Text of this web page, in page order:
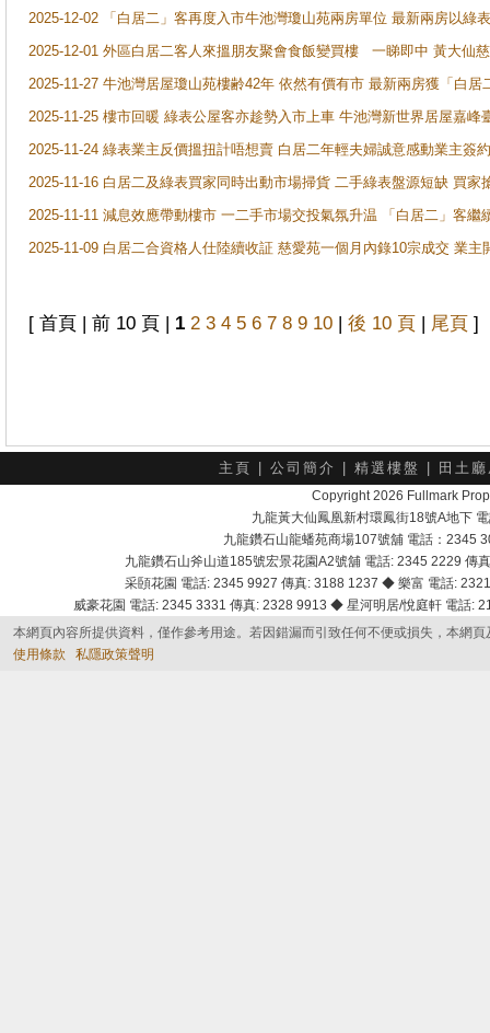
2025-12-02 「白居二」客再度入市牛池灣瓊山苑兩房單位 最新兩房以綠
2025-12-01 外區白居二客人來搵朋友聚會食飯變買樓 一睇即中 黃大仙
2025-11-27 牛池灣居屋瓊山苑樓齢42年 依然有價有市 最新兩房獲「白居
2025-11-25 樓市回暖 綠表公屋客亦趁勢入市上車 牛池灣新世界居屋嘉峰
2025-11-24 綠表業主反價搵扭計唔想賣 白居二年輕夫婦誠意感動業主簽
2025-11-16 白居二及綠表買家同時出動市場掃貨 二手綠表盤源短缺 買
2025-11-11 減息效應帶動樓市 一二手市場交投氣氛升温 「白居二」客
2025-11-09 白居二合資格人仕陸續收証 慈愛苑一個月內錄10宗成交 業
[ 首頁 | 前 10 頁 | 1 2 3 4 5 6 7 8 9 10 | 後 10 頁 | 尾頁 ]
主頁 公司簡介 精選樓盤 田土
Copyright 2026 Fullmark
九龍黃大仙鳳凰新村環鳳街18號A地下
九龍鑽石山龍蟠苑商場107號舖 電話：2345
九龍鑽石山斧山道185號宏景花園A2號舖 電話: 2345 2229
采頣花園 電話: 2345 9927 傳真: 3188 1237 ◆ 樂富 電話:
威豪花園 電話: 2345 3331 傳真: 2328 9913 ◆ 星河明居/悅庭軒 電話
本網頁內容所提供資料，僅作參考用途。若因錯漏而引致任何不便或損失，本網
使用條款
私隱政策聲明